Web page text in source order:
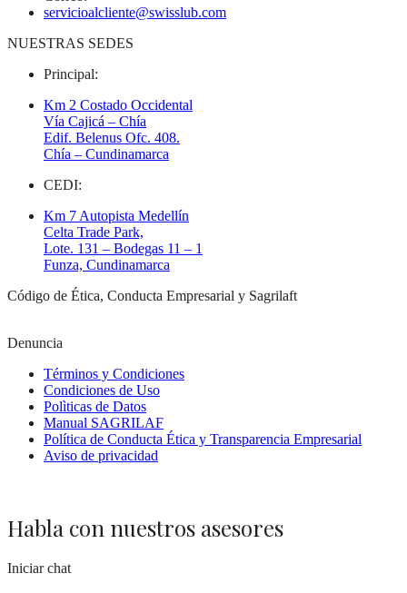
servicioalcliente@swisslub.com
NUESTRAS SEDES
Principal:
Km 2 Costado Occidental
Vía Cajicá – Chía
Edif. Belenus Ofc. 408.
Chía – Cundinamarca
CEDI:
Km 7 Autopista Medellín
Celta Trade Park,
Lote. 131 – Bodegas 11 – 1
Funza, Cundinamarca
Código de Ética, Conducta Empresarial y Sagrilaft
Denuncia
Términos y Condiciones
Condiciones de Uso
Polìticas de Datos
Manual SAGRILAF
Política de Conducta Ética y Transparencia Empresarial
Aviso de privacidad
Habla con nuestros asesores
Iniciar chat